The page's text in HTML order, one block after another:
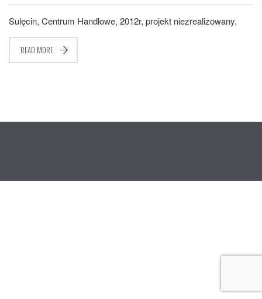
Sulęcin, Centrum Handlowe, 2012r, projekt niezrealizowany,
READ MORE